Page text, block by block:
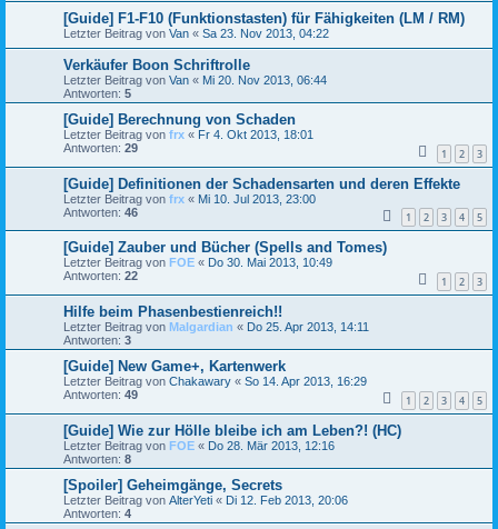
[Guide] F1-F10 (Funktionstasten) für Fähigkeiten (LM / RM)
Letzter Beitrag von Van « Sa 23. Nov 2013, 04:22
Verkäufer Boon Schriftrolle
Letzter Beitrag von Van « Mi 20. Nov 2013, 06:44
Antworten: 5
[Guide] Berechnung von Schaden
Letzter Beitrag von frx « Fr 4. Okt 2013, 18:01
Antworten: 29 1 2 3
[Guide] Definitionen der Schadensarten und deren Effekte
Letzter Beitrag von frx « Mi 10. Jul 2013, 23:00
Antworten: 46 1 2 3 4 5
[Guide] Zauber und Bücher (Spells and Tomes)
Letzter Beitrag von FOE « Do 30. Mai 2013, 10:49
Antworten: 22 1 2 3
Hilfe beim Phasenbestienreich!!
Letzter Beitrag von Malgardian « Do 25. Apr 2013, 14:11
Antworten: 3
[Guide] New Game+, Kartenwerk
Letzter Beitrag von Chakawary « So 14. Apr 2013, 16:29
Antworten: 49 1 2 3 4 5
[Guide] Wie zur Hölle bleibe ich am Leben?! (HC)
Letzter Beitrag von FOE « Do 28. Mär 2013, 12:16
Antworten: 8
[Spoiler] Geheimgänge, Secrets
Letzter Beitrag von AlterYeti « Di 12. Feb 2013, 20:06
Antworten: 4